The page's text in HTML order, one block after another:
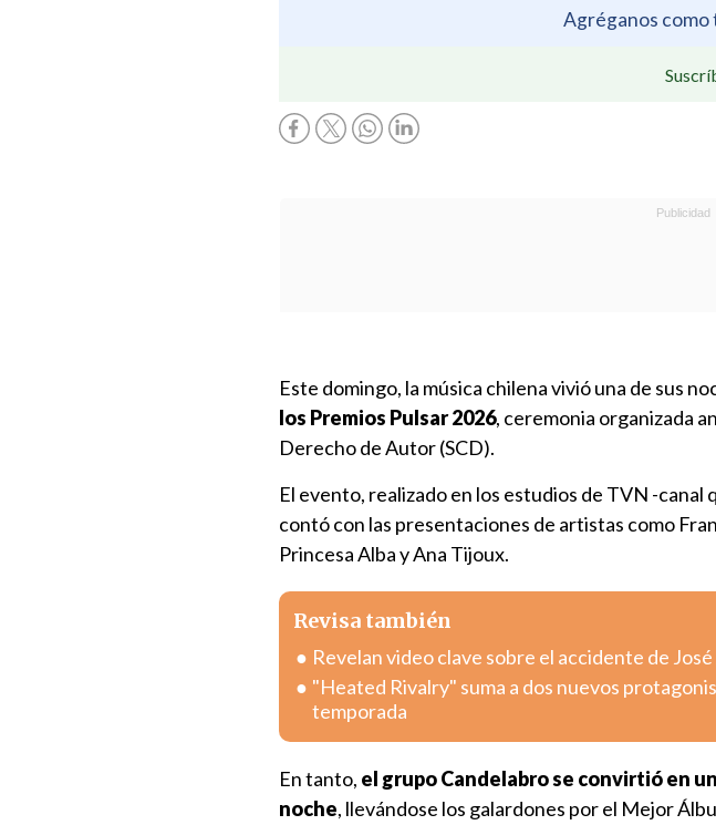
Agréganos
Este domingo, la música chilena vivió una de sus
los Premios Pulsar 2026, ceremonia organizada
Derecho de Autor (SCD).
El evento, realizado en los estudios de TVN -
contó con las presentaciones de artistas como
Princesa Alba y Ana Tijoux.
Revisa también
Revelan video clave sobre el accidente de
"Heated Rivalry" suma a dos nuevos
temporada
En tanto, el grupo Candelabro se convirtió en
noche, llevándose los galardones por el Mejor